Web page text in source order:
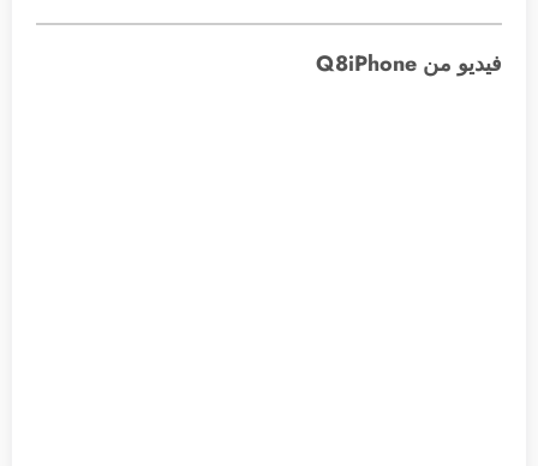
فيديو من Q8iPhone